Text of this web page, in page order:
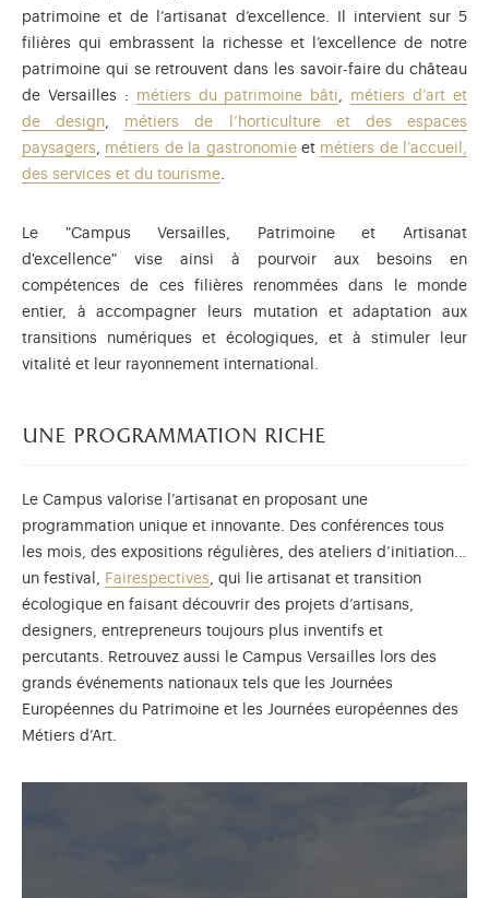
patrimoine et de l’artisanat d’excellence. Il intervient sur 5
filières qui embrassent la richesse et l’excellence de notre
patrimoine qui se retrouvent dans les savoir-faire du château
de Versailles : métiers du patrimoine bâti, métiers d’art et
de design, métiers de l’horticulture et des espaces
paysagers, métiers de la gastronomieet métiers de l’accueil,
des services et du tourisme.
Le "Campus Versailles, Patrimoine et Artisanat
d'excellence" vise ainsi à pourvoir aux besoins en
compétences de ces filières renommées dans le monde
entier, à accompagner leurs mutation et adaptation aux
transitions numériques et écologiques, et à stimuler leur
vitalité et leur rayonnement international.
une programmation riche
Le Campus valorise l’artisanat en proposant une
programmation unique et innovante. Des conférences tous
les mois, des expositions régulières, des ateliers d’initiation…
un festival, Fairespectives, qui lie artisanat et transition
écologique en faisant découvrir des projets d’artisans,
designers, entrepreneurs toujours plus inventifs et
percutants. Retrouvez aussi le Campus Versailles lors des
grands événements nationaux tels que les Journées
Européennes du Patrimoine et les Journées européennes des
Métiers d’Art.